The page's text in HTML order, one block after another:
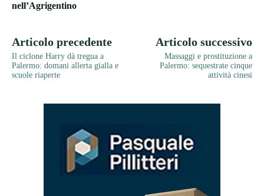
nell’Agrigentino
Articolo precedente
Il ciclone Harry dà tregua a
Palermo: domani allerta gialla e
scuole riaperte
Articolo successivo
Massaggi e prostituzione a
Palermo: sequestrate cinque
attività cinesi